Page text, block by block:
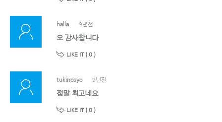
halla 9년전
오 감사합니다
LIKE IT ( 0 )
tukinosyo 9년전
정말 최고네요
LIKE IT ( 0 )